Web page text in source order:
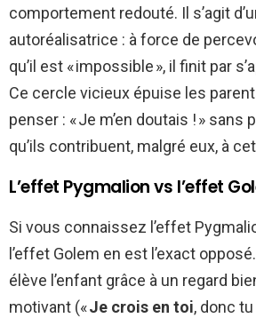
comportement redouté. Il s’agit
autoréalisatrice : à force de
qu’il est « impossible », il finit par
Ce cercle vicieux épuise les
penser : « Je m’en doutais ! »
qu’ils contribuent, malgré eux, à
L’effet Pygmalion vs l’effet
Si vous connaissez l’effet
l’effet Golem en est l’exact
élève l’enfant grâce à un regard
motivant («Je crois en toi, donc